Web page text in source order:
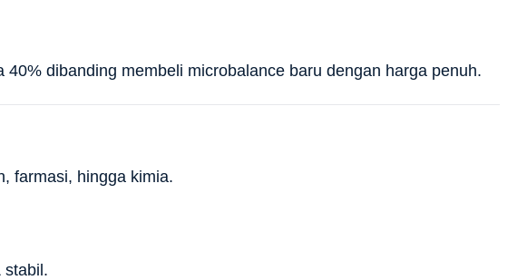
dibanding membeli microbalance baru dengan harga penuh.
farmasi, hingga kimia.